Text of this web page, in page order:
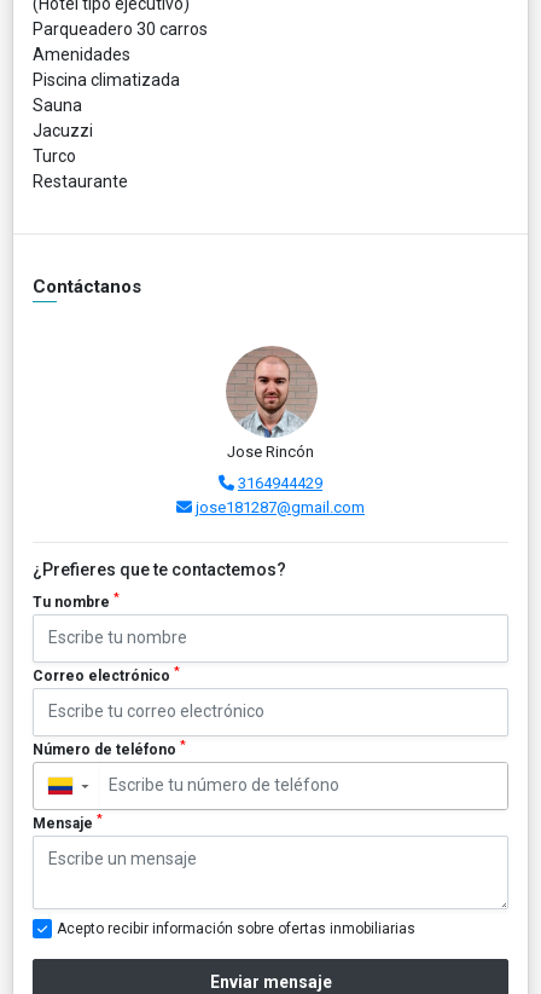
Parqueadero 30 carros
Amenidades
Piscina climatizada
Sauna
Jacuzzi
Turco
Restaurante
Contáctanos
Jose Rincón
3164944429
jose181287@gmail.com
¿Prefieres que te contactemos?
Tu nombre *
Correo electrónico *
Número de teléfono *
▼
Mensaje *
Acepto recibir información sobre ofertas inmobiliarias
Enviar mensaje